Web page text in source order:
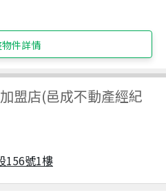
件詳情
盟店(邑成不動產經紀
156號1樓